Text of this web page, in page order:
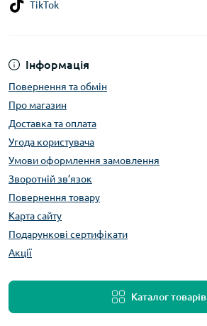
Інформація
Повернення та обмін
Про магазин
Доставка та оплата
Угода користувача
Умови оформлення замовлення
Зворотній зв’язок
Повернення товару
Карта сайту
Подарункові сертифікати
Акції
Каталог товарів
TikTok